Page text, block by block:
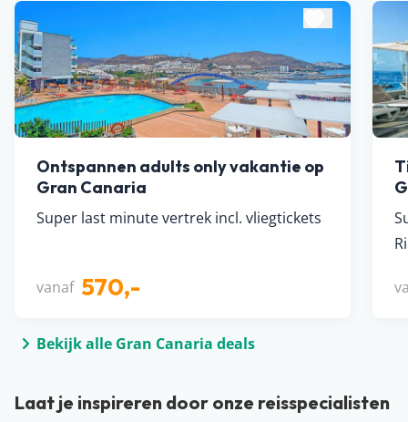
Ontspannen adults only vakantie op
Gran Canaria
Super last minute vertrek incl. vliegtickets
vanaf 570,-
Bekijk alle Gran Canaria deals
Laat je inspireren door onze reisspecialisten